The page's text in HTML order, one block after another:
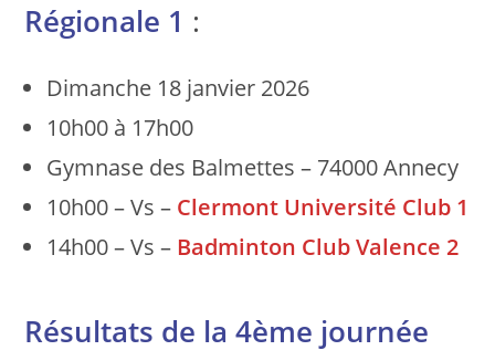
Régionale 1 :
Dimanche 18 janvier 2026
10h00 à 17h00
Gymnase des Balmettes – 74000 Annecy
10h00 – Vs – Clermont Université Club 1
14h00 – Vs – Badminton Club Valence 2
Résultats de la 4ème journée